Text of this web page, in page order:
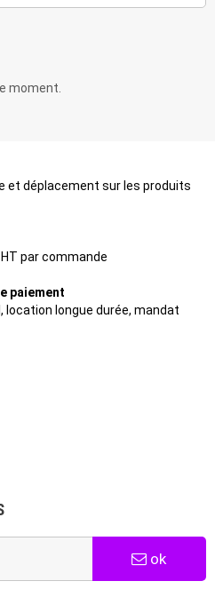
moment.
et déplacement sur les produits
par commande
paiement
location longue durée, mandat
ok